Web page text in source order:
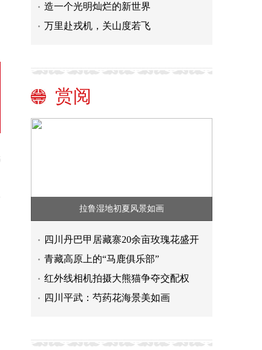
造一个光明灿烂的新世界
万里赴戎机，关山度若飞
赏阅
拉鲁湿地初夏风景如画
四川丹巴甲居藏寨20余亩玫瑰花盛开
青藏高原上的“马鹿俱乐部”
红外线相机拍摄大熊猫争夺交配权
四川平武：芍药花海景美如画